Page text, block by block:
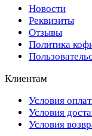
Новости
Реквизиты
Отзывы
Политика
Клиентам
Условия
Условия
Условия